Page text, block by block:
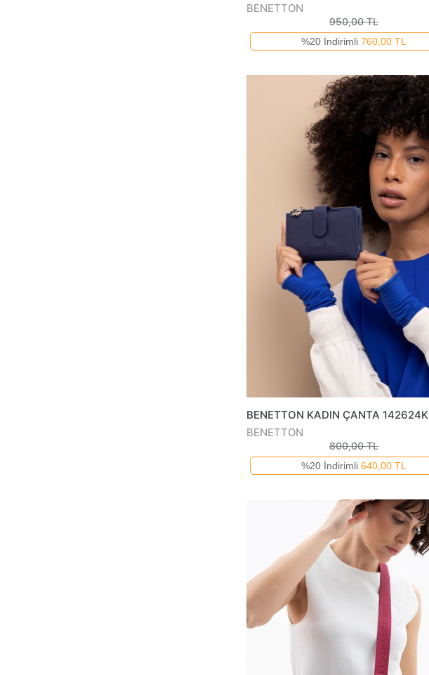
BENETTON
950,00 TL
%20 İndirimli 760,00 TL
BENETTON KADIN ÇANTA 142624K
BENETTON
800,00 TL
%20 İndirimli 640,00 TL